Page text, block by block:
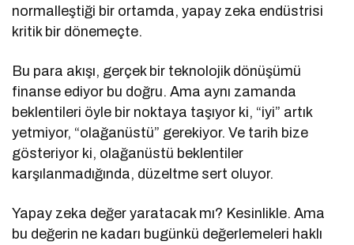
normalleştiği bir ortamda, yapay zeka endüstrisi
kritik bir dönemeçte.
Bu para akışı, gerçek bir teknolojik dönüşümü
finanse ediyor bu doğru. Ama aynı zamanda
beklentileri öyle bir noktaya taşıyor ki, “iyi” artık
yetmiyor, “olağanüstü” gerekiyor. Ve tarih bize
gösteriyor ki, olağanüstü beklentiler
karşılanmadığında, düzeltme sert oluyor.
Yapay zeka değer yaratacak mı? Kesinlikle. Ama
bu değerin ne kadarı bugünkü değerlemeleri haklı